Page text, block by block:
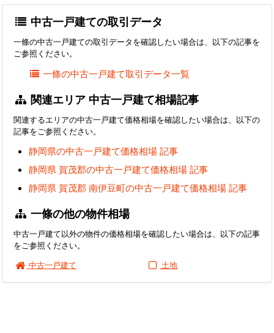
中古一戸建ての取引データ
一條の中古一戸建ての取引データを確認したい場合は、以下の記事を
ご参照ください。
一條の中古一戸建て取引データ一覧
関連エリア 中古一戸建て相場記事
関連するエリアの中古一戸建て価格相場を確認したい場合は、以下の
記事をご参照ください。
静岡県の中古一戸建て価格相場 記事
静岡県 賀茂郡の中古一戸建て価格相場 記事
静岡県 賀茂郡 南伊豆町の中古一戸建て価格相場 記事
一條の他の物件相場
中古一戸建て以外の物件の価格相場を確認したい場合は、以下の記事
をご参照ください。
中古一戸建て
土地